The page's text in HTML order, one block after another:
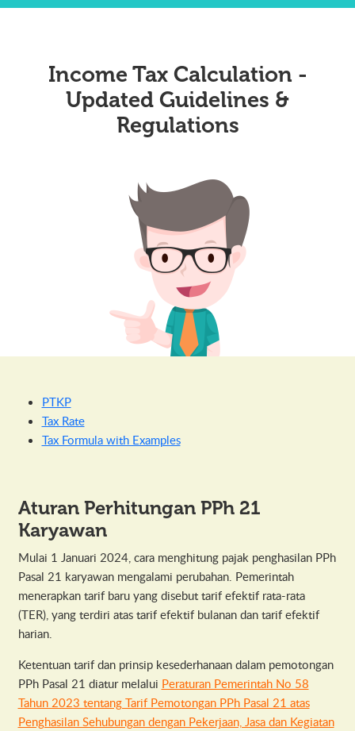
Income Tax Calculation -
Updated Guidelines &
Regulations
PTKP
Tax Rate
Tax Formula with Examples
Aturan Perhitungan PPh 21
Karyawan
Mulai 1 Januari 2024, cara menghitung pajak penghasilan PPh
Pasal 21 karyawan mengalami perubahan. Pemerintah
menerapkan tarif baru yang disebut tarif efektif rata-rata
(TER), yang terdiri atas tarif efektif bulanan dan tarif efektif
harian.
Ketentuan tarif dan prinsip kesederhanaan dalam pemotongan
PPh Pasal 21 diatur melalui Peraturan Pemerintah No 58
Tahun 2023 tentang Tarif Pemotongan PPh Pasal 21 atas
Penghasilan Sehubungan dengan Pekerjaan, Jasa dan Kegiatan